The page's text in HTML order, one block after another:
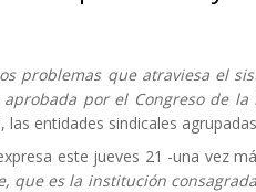
problemas que atraviesa el
aprobada por el Congreso de
las entidades sindicales
este jueves 21 -una vez
que es la institución